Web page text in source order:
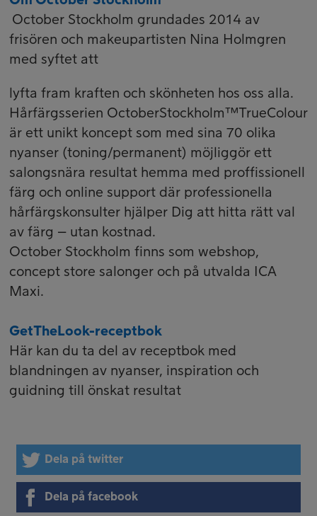
October Stockholm grundades 2014 av
frisören och makeupartisten Nina Holmgren
med syftet att
lyfta fram kraften och skönheten hos oss alla.
Hårfärgsserien OctoberStockholm™TrueColour
är ett unikt koncept som med sina 70 olika
nyanser (toning/permanent) möjliggör ett
salongsnära resultat hemma med proffissionell
färg och online support där professionella
hårfärgskonsulter hjälper Dig att hitta rätt val
av färg – utan kostnad.
October Stockholm finns som webshop,
concept store salonger och på utvalda ICA
Maxi.
GetTheLook-receptbok
Här kan du ta del av receptbok med
blandningen av nyanser, inspiration och
guidning till önskat resultat
Dela på twitter
Dela på facebook